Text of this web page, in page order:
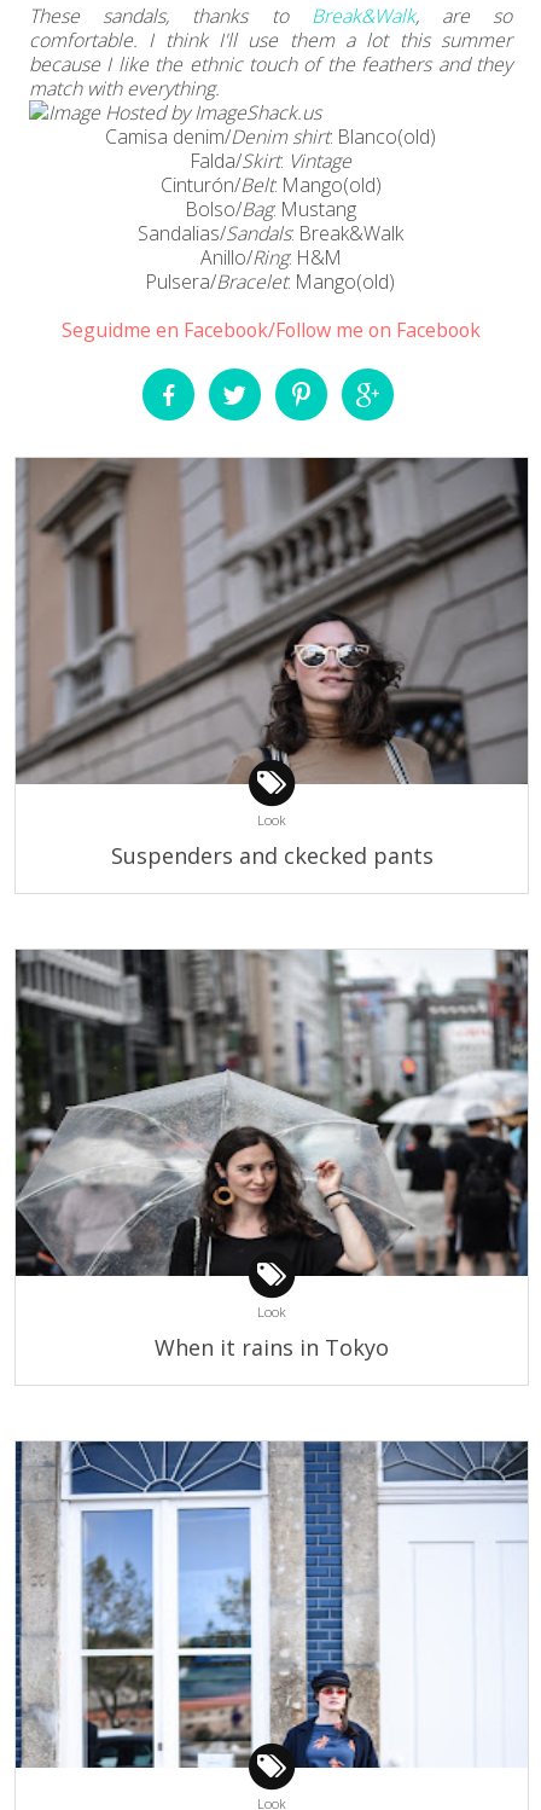
These sandals, thanks to Break&Walk, are so
comfortable. I think I'll use them a lot this summer
because I like the ethnic touch of the feathers and they
match with everything.
Camisa denim/Denim shirt: Blanco(old)
Falda/Skirt: Vintage
Cinturón/Belt: Mango(old)
Bolso/Bag: Mustang
Sandalias/Sandals: Break&Walk
Anillo/Ring: H&M
Pulsera/Bracelet: Mango(old)
Seguidme en Facebook/Follow me on Facebook
Look
Suspenders and ckecked pants
Look
When it rains in Tokyo
Look